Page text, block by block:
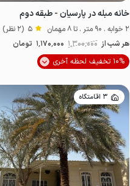
خانه مبله در پارسیان - طبقه دوم
2 خوابه . 90 متر . تا 8 مهمان 5 (2 نظر)
هر شب از 1٬300٬000 1٬170٬000 تومان
10% تخفیف لحظه آخری
3 اقامتگاه